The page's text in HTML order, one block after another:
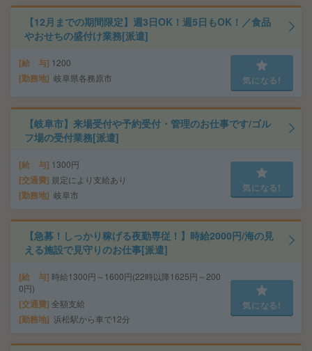
【12月までの期間限定】週3日OK！週5日もOK！／食品
やおせちの盛付け業務[派遣]
給 与 1200
勤務地 岐阜県各務原市 気になる!
【岐阜市】来場受付や予約受付・管理のお仕事です/ゴル
フ場の受付業務[派遣]
給 与 1300円
交通費 規定により支給あり
勤務地 岐阜市
気になる!
【急募！しっかり稼げる夜勤専従！】時給2000円/海の見
える施設で見守りのお仕事[派遣]
給 与 時給1300円～1600円(22時以降1625円～200
0円)
交通費 全額支給
勤務地 浜松駅から車で12分
気になる!